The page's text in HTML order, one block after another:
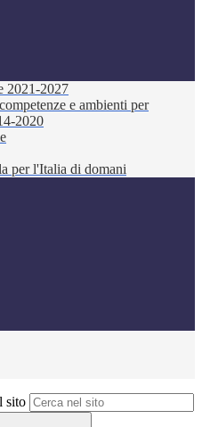
2021-2027
e ambienti per
2020
per l'Italia di domani
sito